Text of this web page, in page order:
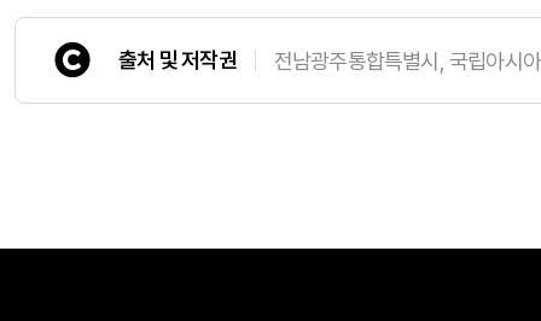
출처 및 저작권 전남광주통합특별시, 국립아시